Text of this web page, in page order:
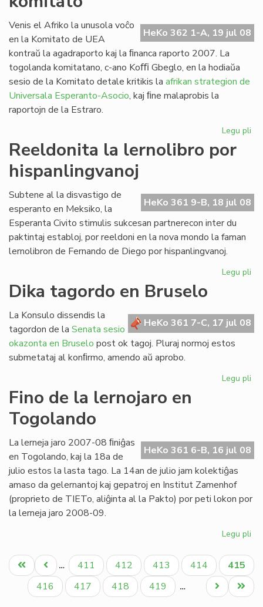
HeKo 362 1-A, 19 jul 08
Venis el Afriko la unusola voĉo
en la Komitato de UEA
kontraŭ la agadraporto kaj la ﬁnanca raporto 2007. La
togolanda komitatano, c-ano Koﬃ Gbeglo, en la hodiaŭa
sesio de la Komitato detale kritikis la afrikan strategion de
Universala Esperanto-Asocio, kaj ﬁne malaprobis la
raportojn de la Estraro.
Legu pli
Reeldonita la lernolibro por
hispanlingvanoj
HeKo 361 9-B, 18 jul 08
Subtene al la disvastigo de
esperanto en Meksiko, la
Esperanta Civito stimulis sukcesan partnerecon inter du
paktintaj establoj, por reeldoni en la nova mondo la faman
lernolibron de Fernando de Diego por hispanlingvanoj.
Legu pli
Dika tagordo en Bruselo
HeKo 361 7-C, 17 jul 08
La Konsulo dissendis la
tagordon de la Senata sesio
okazonta en Bruselo post ok tagoj. Pluraj normoj estos
submetataj al konﬁrmo, amendo aŭ aprobo.
Legu pli
Fino de la lernojaro en
Togolando
HeKo 361 6-B, 16 jul 08
La lerneja jaro 2007-08 ﬁniĝas
en Togolando, kaj la 18a de
julio estos la lasta tago. La 14an de julio jam kolektiĝas
amaso da gelernantoj kaj gepatroj en Institut Zamenhof
(proprieto de TIETo, aliĝinta al la Pakto) por peti lokon por
la lerneja jaro 2008-09.
Legu pli
de
la
en
Pagination
Unua
paĝo
Antaŭa
paĝo
… Paĝo
411 Paĝo
412 Paĝo
413 Paĝo
414
Aktuala
paĝo
415
Paĝo
416 Paĝo
417 Paĝo
418 Paĝo
419 …
Last
page
Next
page